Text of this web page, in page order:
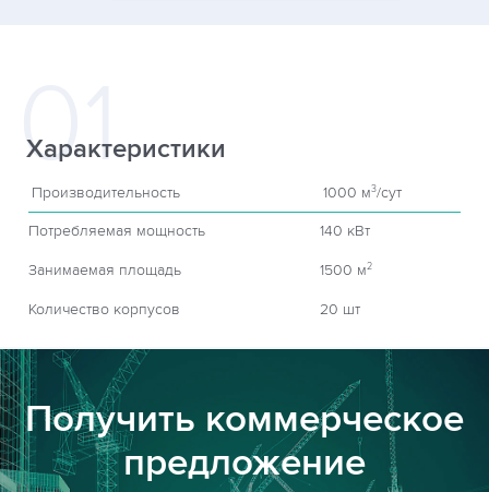
Характеристики
Производительность 1000 м3/сут
Потребляемая мощность 140 кВт
Занимаемая площадь 1500 м2
Количество корпусов 20 шт
Получить коммерческое
предложение